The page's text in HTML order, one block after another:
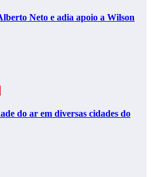
Neto e adia apoio a Wilson
do ar em diversas cidades do